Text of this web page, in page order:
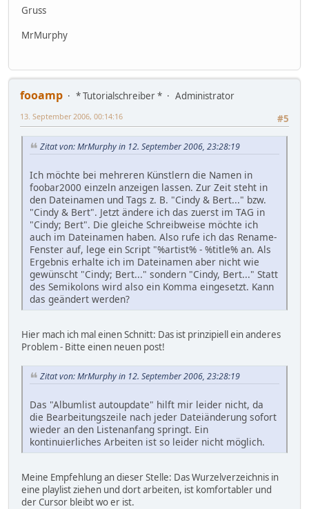
Gruss
MrMurphy
fooamp * Tutorialschreiber *
Administrator
#5
13. September 2006, 00:14:16
Zitat von: MrMurphy in 12. September 2006, 23:28:19
Ich möchte bei mehreren Künstlern die Namen in
foobar2000 einzeln anzeigen lassen. Zur Zeit steht in
den Dateinamen und Tags z. B. "Cindy & Bert..." bzw.
"Cindy & Bert". Jetzt ändere ich das zuerst im TAG in
"Cindy; Bert". Die gleiche Schreibweise möchte ich
auch im Dateinamen haben. Also rufe ich das Rename-
Fenster auf, lege ein Script "%artist% - %title% an. Als
Ergebnis erhalte ich im Dateinamen aber nicht wie
gewünscht "Cindy; Bert..." sondern "Cindy, Bert..." Statt
des Semikolons wird also ein Komma eingesetzt. Kann
das geändert werden?
Hier mach ich mal einen Schnitt: Das ist prinzipiell ein anderes
Problem - Bitte einen neuen post!
Zitat von: MrMurphy in 12. September 2006, 23:28:19
Das "Albumlist autoupdate" hilft mir leider nicht, da
die Bearbeitungszeile nach jeder Dateiänderung sofort
wieder an den Listenanfang springt. Ein
kontinuierliches Arbeiten ist so leider nicht möglich.
Meine Empfehlung an dieser Stelle: Das Wurzelverzeichnis in
eine playlist ziehen und dort arbeiten, ist komfortabler und
der Cursor bleibt wo er ist.